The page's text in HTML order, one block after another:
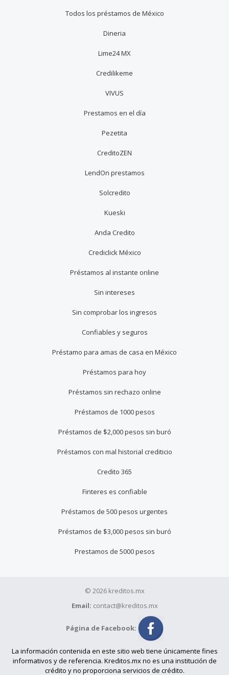
Todos los préstamos de México
Dineria
Lime24 MX
Credilikeme
VIVUS
Prestamos en el día
Pezetita
CreditoZEN
LendOn prestamos
Solcredito
Kueski
Anda Credito
Crediclick México
Préstamos al instante online
Sin intereses
Sin comprobar los ingresos
Confiables y seguros
Préstamo para amas de casa en México
Préstamos para hoy
Préstamos sin rechazo online
Préstamos de 1000 pesos
Préstamos de $2,000 pesos sin buró
Préstamos con mal historial crediticio
Credito 365
Finteres es confiable
Préstamos de 500 pesos urgentes
Préstamos de $3,000 pesos sin buró
Prestamos de 5000 pesos
© 2026 kreditos.mx
Email: contact@kreditos.mx
Página de Facebook:
La información contenida en este sitio web tiene únicamente fines
informativos y de referencia. Kreditos.mx no es una institución de
crédito y no proporciona servicios de crédito.